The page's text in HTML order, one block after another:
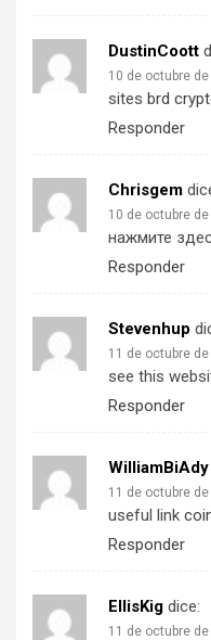
DustinCoott
10 de octubre
sites brd
Responder
Chrisgem
10 de octubre
нажмите
Responder
Stevenhup
11 de octubre
see this
Responder
WilliamBiAdy
11 de octubre
useful link
Responder
EllisKig dice:
11 de octubre